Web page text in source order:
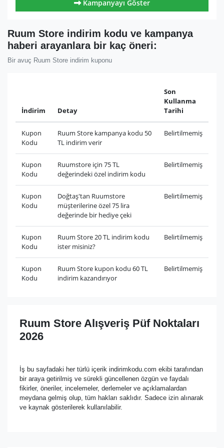
Kampanyayı Göster
Ruum Store indirim kodu ve kampanya
haberi arayanlara bir kaç öneri:
Bir avuç Ruum Store indirim kuponu
İndirim Detay
Son
Kullanma
Tarihi
Kupon
Kodu
Ruum Store kampanya kodu 50
TL indirim verir
Belirtilmemiş
Kupon
Kodu
Ruumstore için 75 TL
değerindeki özel indirim kodu
Belirtilmemiş
Kupon
Kodu
Doğtaş'tan Ruumstore
müşterilerine özel 75 lira
değerinde bir hediye çeki
Belirtilmemiş
Kupon
Kodu
Ruum Store 20 TL indirim kodu
ister misiniz?
Belirtilmemiş
Kupon
Kodu
Ruum Store kupon kodu 60 TL
indirim kazandırıyor
Belirtilmemiş
Ruum Store Alışveriş Püf Noktaları
2026
İş bu sayfadaki her türlü içerik indirimkodu.com ekibi tarafından
bir araya getirilmiş ve sürekli güncellenen özgün ve faydalı
fikirler, öneriler, incelemeler, derlemeler ve açıklamalardan
meydana gelmiş olup, tüm hakları saklıdır. Sadece izin alınarak
ve kaynak gösterilerek kullanılabilir.